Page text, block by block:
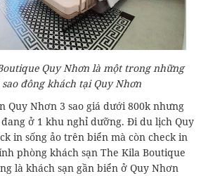
Quy Nhơn là một trong những
đông khách tại Quy Nhơn
Quy Nhơn 3 sao giá dưới 800k nhưng
ở 1 khu nghỉ dưỡng. Đi du lịch Quy
in sống ảo trên biển mà còn check in
phòng khách sạn The Kila Boutique
là khách sạn gần biển ở Quy Nhơn